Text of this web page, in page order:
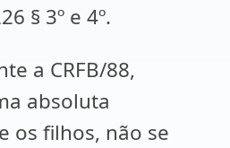
§ 3º e 4º.
a CRFB/88,
absoluta
os filhos, não se